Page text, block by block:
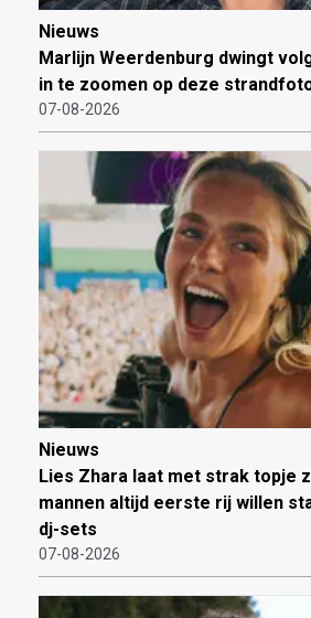
Nieuws
Marlijn Weerdenburg dwingt
in te zoomen op deze
07-08-2026
Nieuws
Lies Zhara laat met strak topje
mannen altijd eerste rij willen
dj-sets
07-08-2026